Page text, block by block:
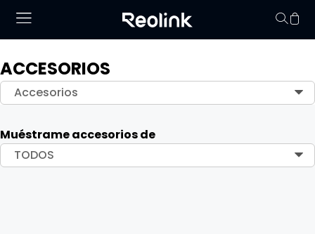
ACCESORIOS
Accesorios
Muéstrame accesorios de
TODOS